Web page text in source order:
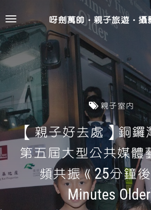
Toggle
navigation
呀劍萬帥‧親子旅遊‧攝
親子室內
【親子好去處】銅
第五屆大型公共媒體
頻共振《25分鐘
Minutes